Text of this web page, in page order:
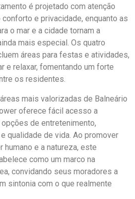
é projetado com atenção
e privacidade, enquanto as
o mar e a cidade tornam a
mais especial. Os quatro
áreas para festas e atividades,
e relaxar, fomentando um forte
os residentes.
mais valorizadas de Balneário
oferece fácil acesso a
de entretenimento,
qualidade de vida. Ao promover
humano e a natureza, este
como um marco na
convidando seus moradores a
sintonia com o que realmente